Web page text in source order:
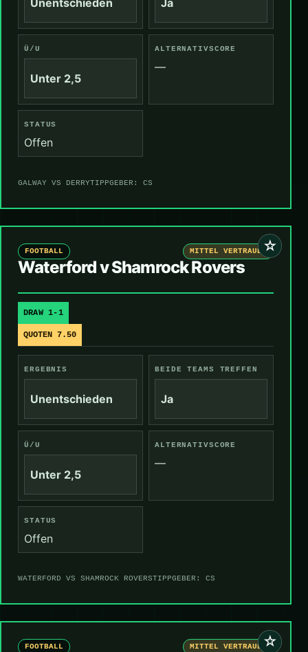
Unentschieden Ja
Ü/U
Unter 2,5
ALTERNATIVSCORE
—
STATUS
Offen
GALWAY VS DERRYTIPPGEBER: CS
☆
FOOTBALL MITTEL VERTRAUEN
Waterford v Shamrock Rovers
DRAW 1-1
QUOTEN 7.50
ERGEBNIS
Unentschieden
BEIDE TEAMS TREFFEN
Ja
Ü/U
Unter 2,5
ALTERNATIVSCORE
—
STATUS
Offen
WATERFORD VS SHAMROCK ROVERSTIPPGEBER: CS
☆
FOOTBALL MITTEL VERTRAUEN